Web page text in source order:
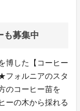
も募集中
博した【コーヒー
フォルニアのスタ
のコーヒー苗を
ーの木から採れる